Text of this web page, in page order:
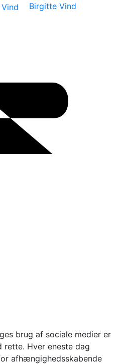
Birgitte Vind
have
medier
brug af sociale medier er
rette. Hver eneste dag
afhængighedsskabende